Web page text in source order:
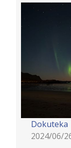
Dokuteka
2024/06/